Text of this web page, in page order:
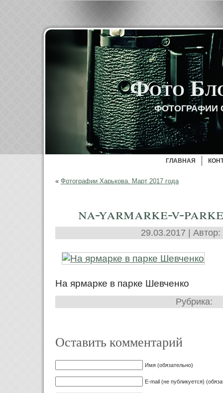
Фото
ФОТОГРАФИИ
ГЛАВНАЯ
« Фотографии Харькова. Март 2017 года
na-yarmarke-v-
29.03.2017 | Автор:
На ярмарке в парке Шевченко
Рубрика:
Оставить комментарий
Имя (обязательно)
E-mail (не публикуется)